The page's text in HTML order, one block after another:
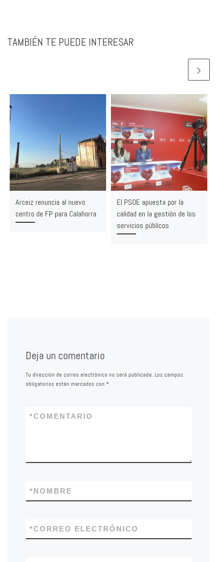
TAMBIÉN TE PUEDE INTERESAR
Arceiz renuncia al nuevo
centro de FP para Calahorra
El PSOE apuesta por la
calidad en la gestión de los
servicios públicos
Deja un comentario
Tu dirección de correo electrónico no será publicada. Los campos
obligatorios están marcados con *
COMENTARIO
*
NOMBRE
*
CORREO ELECTRÓNICO
*